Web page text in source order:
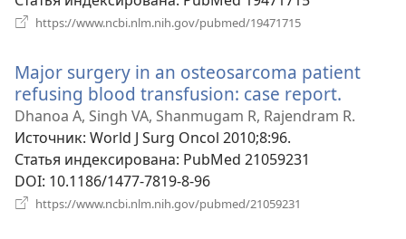
https://www.ncbi.nlm.nih.gov/pubmed/19471715
окне)
Major surgery in an osteosarcoma patient
refusing blood transfusion: case report.
в
Dhanoa A, Singh VA, Shanmugam R, Rajendram R.
Источник‎: World J Surg Oncol 2010;8:96.
Статья индексирована‎: PubMed 21059231
DOI‎: 10.1186/1477-7819-8-96
https://www.ncbi.nlm.nih.gov/pubmed/21059231